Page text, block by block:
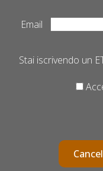
Email
Stai iscrivendo un